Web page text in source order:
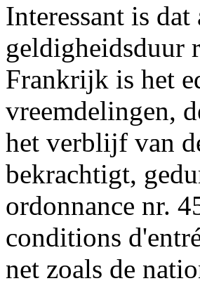
Interessant is
geldigheidsduur
Frankrijk is het
vreemdelingen,
het verblijf van
bekrachtigt,
ordonnance nr.
conditions
net zoals de